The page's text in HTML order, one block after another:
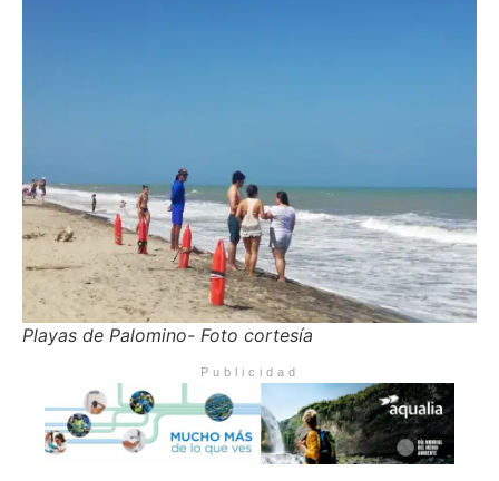
Playas de Palomino- Foto cortesía
Publicidad